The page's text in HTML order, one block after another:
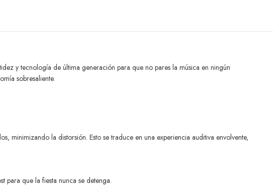
y tecnología de última generación para que no pares la música en ningún
sobresaliente.
minimizando la distorsión. Esto se traduce en una experiencia auditiva envolvente,
para que la fiesta nunca se detenga.